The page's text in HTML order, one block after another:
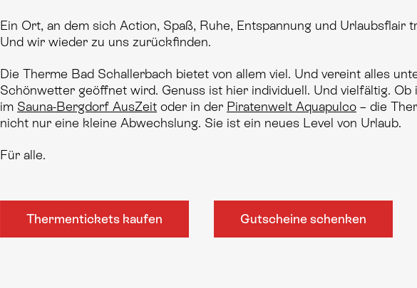
Ein Ort, an dem sich Action, Spaß, Ruhe, Entspannung und Urlaubsflair
Und wir wieder zu uns zurückfinden.
Die Therme Bad Schallerbach bietet von allem viel. Und vereint alles
Schönwetter geöffnet wird. Genuss ist hier individuell. Und vielfältig. Ob
im Sauna-Bergdorf AusZeit oder in der Piratenwelt Aquapulco – die
nicht nur eine kleine Abwechslung. Sie ist ein neues Level von Urlaub.
Für alle.
Thermentickets kaufen Gutscheine schenken